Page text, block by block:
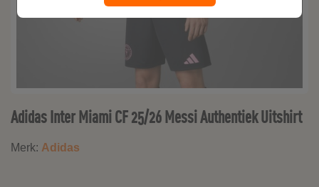
Adidas Inter Miami CF 25/26 Messi Authentiek Uitshirt
Merk: Adidas